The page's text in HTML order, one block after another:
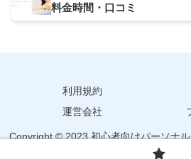
料金時間・口コミ
利用規約
運営会社
Copyright © 2023 初心者向けパーソナ
較【コネトレ】 All